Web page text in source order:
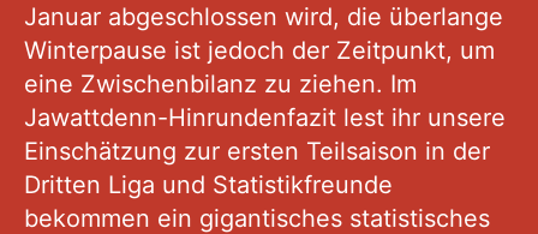
Januar abgeschlossen wird, die überlange
Winterpause ist jedoch der Zeitpunkt, um
eine Zwischenbilanz zu ziehen. Im
Jawattdenn-Hinrundenfazit lest ihr unsere
Einschätzung zur ersten Teilsaison in der
Dritten Liga und Statistikfreunde
bekommen ein gigantisches statistisches